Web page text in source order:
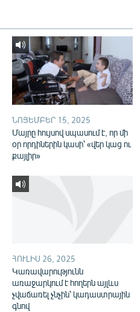
ՆՈՅԵՄԲԵՐ 15, 2025
Մայրը հույսով սպասում է, որ մի
օր որդիներին կասի՝ «վեր կաց ու
քայլիր»
ՀՈՒԼԻՍ 26, 2025
Կառավարությունն
առաջարկում է հողերն այլևս
չվաճառել չնչին՝ կադաստրային
գնով